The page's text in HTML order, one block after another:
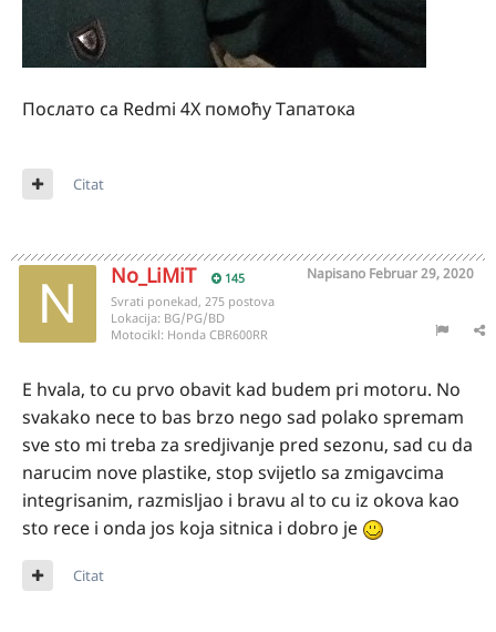
Послато са Redmi 4X помоћу Тапатока
Citat
No_LiMiT 145 Napisano Februar 29, 2020
Svrati ponekad, 275 postova
Lokacija: BG/PG/BD
Motocikl: Honda CBR600RR
E hvala, to cu prvo obavit kad budem pri motoru. No
svakako nece to bas brzo nego sad polako spremam
sve sto mi treba za sredjivanje pred sezonu, sad cu da
narucim nove plastike, stop svijetlo sa zmigavcima
integrisanim, razmisljao i bravu al to cu iz okova kao
sto rece i onda jos koja sitnica i dobro je
Citat